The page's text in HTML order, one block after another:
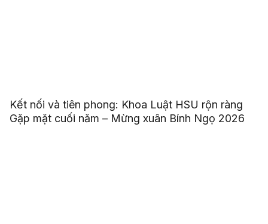
Kết nối và tiên phong: Khoa Luật HSU rộn ràng
Gặp mặt cuối năm – Mừng xuân Bính Ngọ 2026